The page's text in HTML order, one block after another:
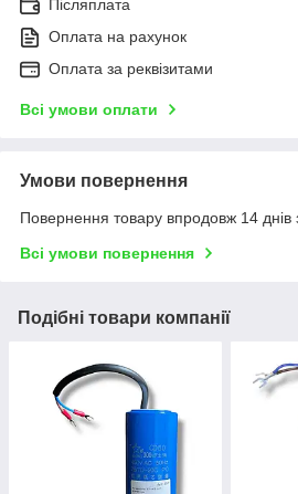
Післяплата
Оплата на рахунок
Оплата за реквізитами
Всі умови оплати
Умови повернення
Повернення товару впродовж 14 днів
Всі умови повернення
Подібні товари компанії